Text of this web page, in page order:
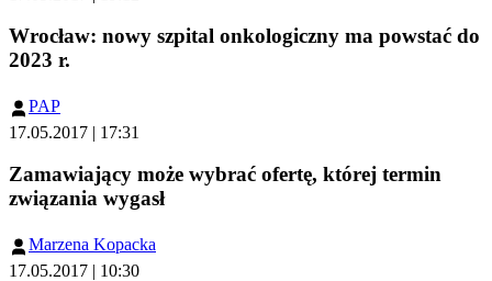
Wrocław: nowy szpital onkologiczny ma powstać do
2023 r.
PAP
17.05.2017 | 17:31
Zamawiający może wybrać ofertę, której termin
związania wygasł
Marzena Kopacka
17.05.2017 | 10:30